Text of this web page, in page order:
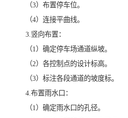
（3）布置停车位。
（4）连接平曲线。
3.竖向布置：
（1）确定停车场通道纵坡。
（2）各控制点的设计标高。
（3）标注各段通道的坡度标。
4.布置雨水口：
（1）确定雨水口的孔径。